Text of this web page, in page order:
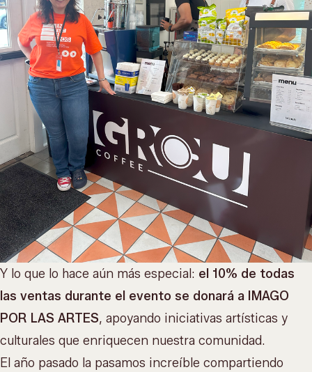
Y lo que lo hace aún más especial: el 10% de todas
las ventas durante el evento se donará a IMAGO
POR LAS ARTES, apoyando iniciativas artísticas y
culturales que enriquecen nuestra comunidad.
El año pasado la pasamos increíble compartiendo